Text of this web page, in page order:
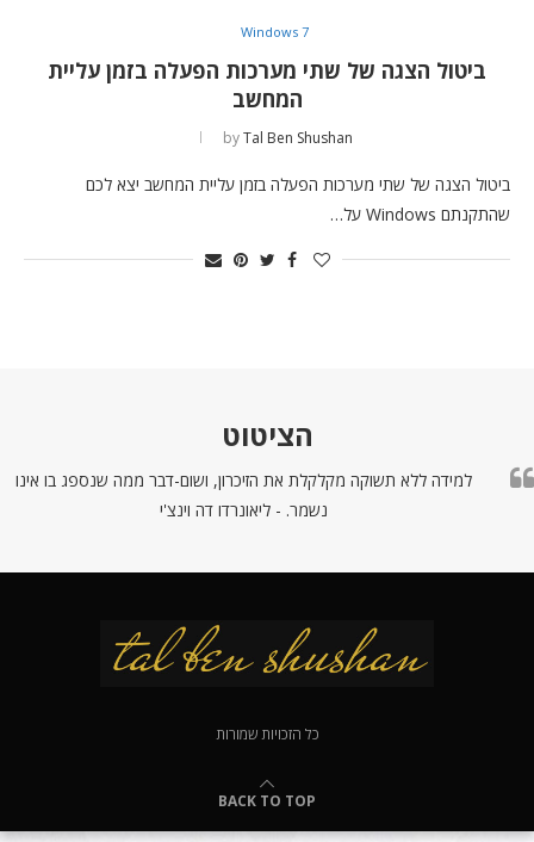
Windows 7
ביטול הצגה של שתי מערכות הפעלה בזמן עליית
המחשב
byTal Ben Shushan
ביטול הצגה של שתי מערכות הפעלה בזמן עליית המחשב יצא לכם
שהתקנתם Windows על…
הציטוט
למידה ללא תשוקה מקלקלת את הזיכרון, ושום-דבר ממה שנספג בו אינו
נשמר. - ליאונרדו דה וינצ'י
כל הזכויות שמורות
BACK TO TOP